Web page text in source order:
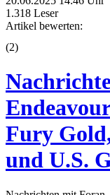
1.318 Leser
Artikel bewerten:
(2)
Fury
und U.S.